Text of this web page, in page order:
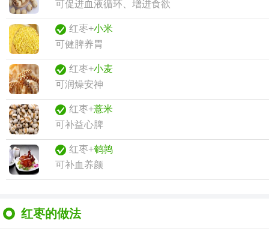
可促进血液循环、增进食欲
红枣+小米
可健脾养胃
红枣+小麦
可润燥安神
红枣+薏米
可补益心脾
红枣+鹌鹑
可补血养颜
红枣的做法